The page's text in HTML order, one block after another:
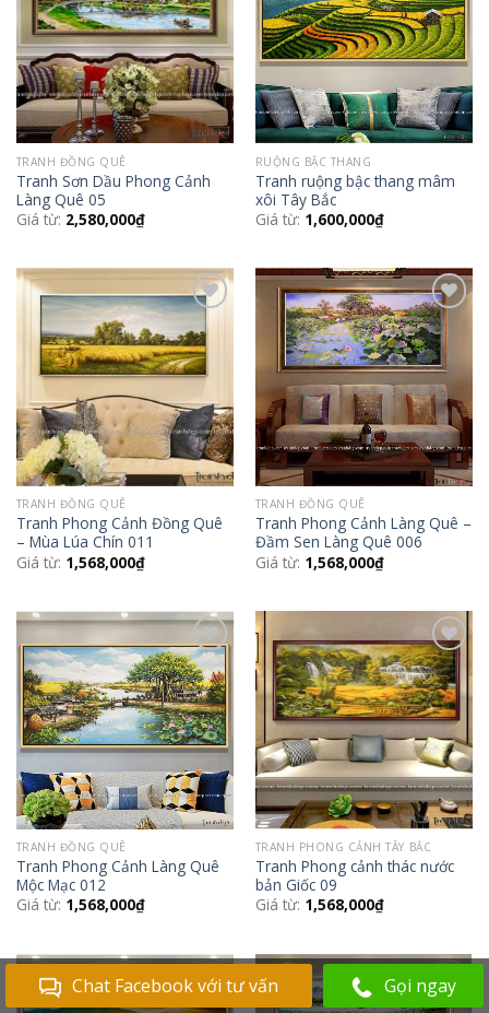
TRANH ĐỒNG QUÊ
Tranh Sơn Dầu Phong Cảnh
Làng Quê 05
Giá từ: 2,580,000₫
RUỘNG BẬC THANG
Tranh ruộng bậc thang mâm
xôi Tây Bắc
Giá từ: 1,600,000₫
Wishlist
TRANH ĐỒNG QUÊ
Tranh Phong Cảnh Đồng Quê
– Mùa Lúa Chín 011
Giá từ: 1,568,000₫
Add to
Wishlist
TRANH ĐỒNG QUÊ
Tranh Phong Cảnh Làng Quê –
Đầm Sen Làng Quê 006
Giá từ: 1,568,000₫
Add to
Wishlist
TRANH ĐỒNG QUÊ
Tranh Phong Cảnh Làng Quê
Mộc Mạc 012
Giá từ: 1,568,000₫
Add to
Wishlist
TRANH PHONG CẢNH TÂY BẮC
Tranh Phong cảnh thác nước
bản Giốc 09
Giá từ: 1,568,000₫
Add to Add to
Chat Facebook với tư vấn Gọi ngay